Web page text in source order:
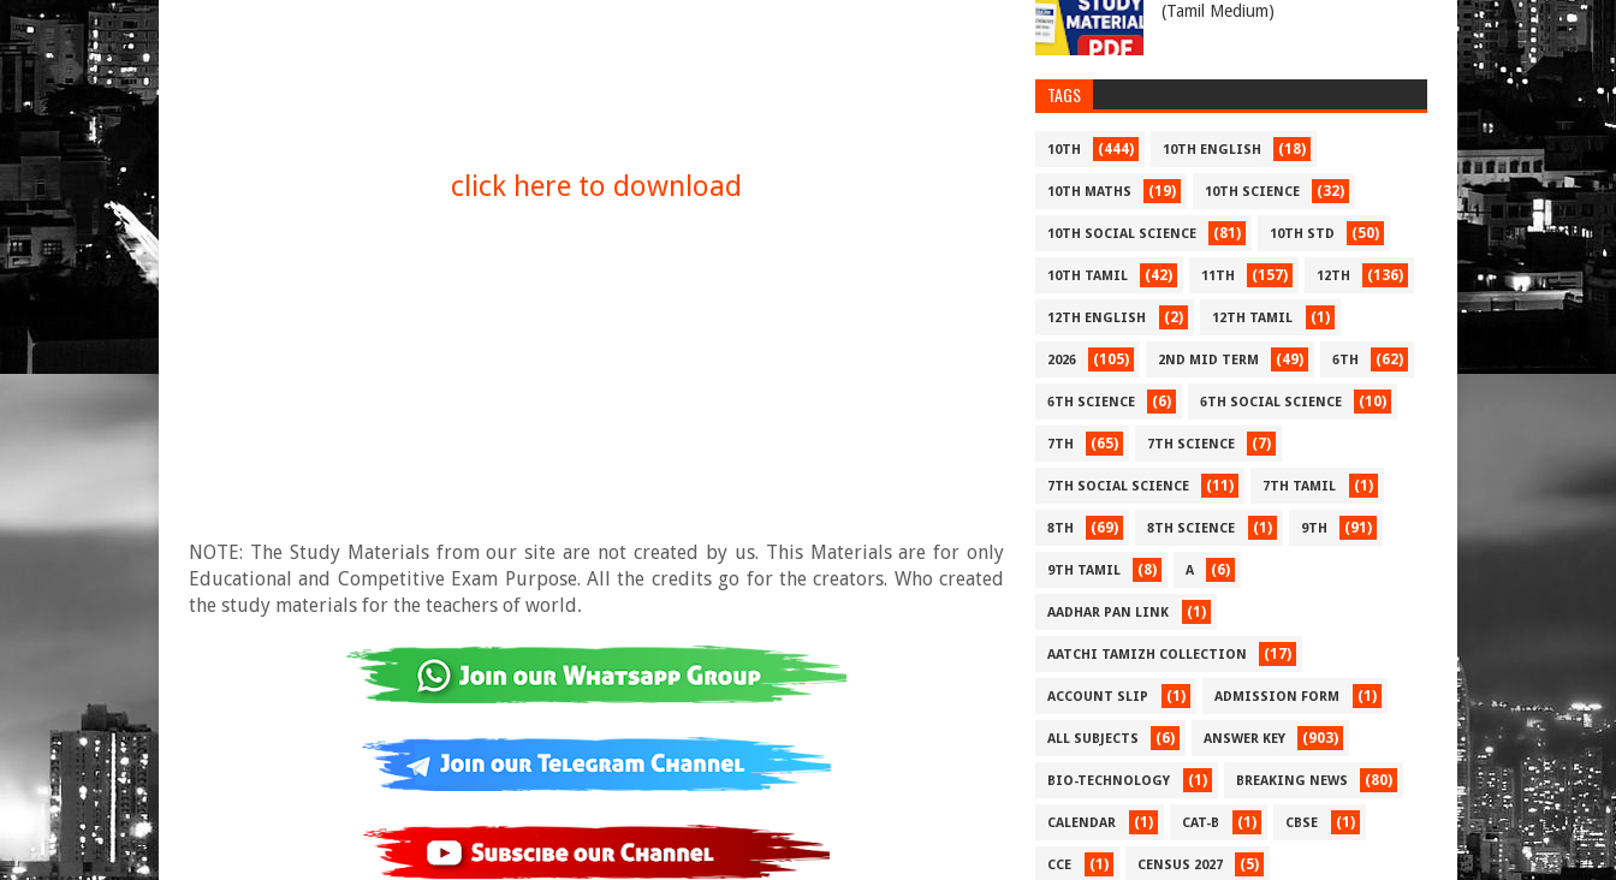
click here to download
NOTE: The Study Materials from our site are not created by us. This Materials are for only
Educational and Competitive Exam Purpose. All the credits go for the creators. Who created
the study materials for the teachers of world.
(Tamil Medium)
TAGS
10TH (444) 10TH ENGLISH (18)
10TH MATHS (19) 10TH SCIENCE (32)
10TH SOCIAL SCIENCE (81) 10TH STD (50)
10TH TAMIL (42) 11TH (157) 12TH (136)
12TH ENGLISH (2) 12TH TAMIL (1)
2026 (105) 2ND MID TERM (49) 6TH (62)
6TH SCIENCE (6) 6TH SOCIAL SCIENCE (10)
7TH (65) 7TH SCIENCE (7)
7TH SOCIAL SCIENCE (11) 7TH TAMIL (1)
8TH (69) 8TH SCIENCE (1) 9TH (91)
9TH TAMIL (8) A (6)
AADHAR PAN LINK (1)
AATCHI TAMIZH COLLECTION (17)
ACCOUNT SLIP (1) ADMISSION FORM (1)
ALL SUBJECTS (6) ANSWER KEY (903)
BIO-TECHNOLOGY (1) BREAKING NEWS (80)
CALENDAR (1) CAT-B (1) CBSE (1)
CCE (1) CENSUS 2027 (5)